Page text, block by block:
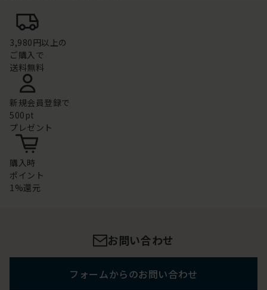
3,980円以上の
ご購入で
送料無料
新規会員登録で
500pt
プレゼント
購入時
ポイント
1%還元
お問い合わせ
フォームからのお問い合わせ